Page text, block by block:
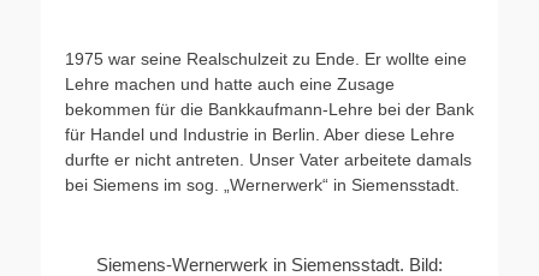
1975 war seine Realschulzeit zu Ende. Er wollte eine
Lehre machen und hatte auch eine Zusage
bekommen für die Bankkaufmann-Lehre bei der Bank
für Handel und Industrie in Berlin. Aber diese Lehre
durfte er nicht antreten. Unser Vater arbeitete damals
bei Siemens im sog. „Wernerwerk“ in Siemensstadt.
Siemens-Wernerwerk in Siemensstadt. Bild: